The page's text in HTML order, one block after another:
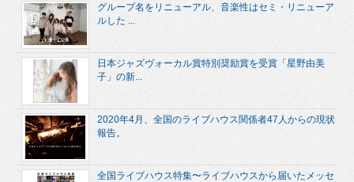
グループ名をリニューアル、音楽性はセミ・リニューア
ルした ...
日本ジャズヴォーカル賞特別奨励賞を受賞「星野由美
子」の新...
2020年4月、全国のライブハウス関係者47人からの現状
報告。
全国ライブハウス特集〜ライブハウスから届いたメッセ